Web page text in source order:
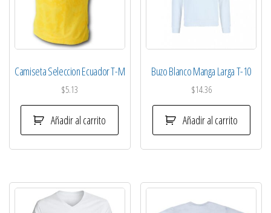
Camiseta Seleccion Ecuador T-M
$5.13
Añadir al carrito
Buzo Blanco Manga Larga T-10
$14.36
Añadir al carrito